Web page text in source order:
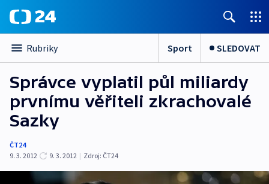
Rubriky Sport SLEDOVAT
Správce vyplatil půl miliardy
prvnímu věřiteli zkrachovalé
Sazky
ČT24
9. 3. 2012
9. 3. 2012 | Zdroj: ČT24